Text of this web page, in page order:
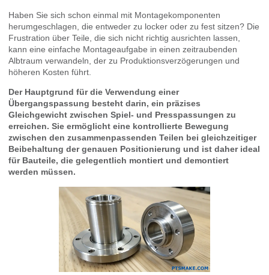
Haben Sie sich schon einmal mit Montagekomponenten
herumgeschlagen, die entweder zu locker oder zu fest sitzen? Die
Frustration über Teile, die sich nicht richtig ausrichten lassen,
kann eine einfache Montageaufgabe in einen zeitraubenden
Albtraum verwandeln, der zu Produktionsverzögerungen und
höheren Kosten führt.
Der Hauptgrund für die Verwendung einer
Übergangspassung besteht darin, ein präzises
Gleichgewicht zwischen Spiel- und Presspassungen zu
erreichen. Sie ermöglicht eine kontrollierte Bewegung
zwischen den zusammenpassenden Teilen bei gleichzeitiger
Beibehaltung der genauen Positionierung und ist daher ideal
für Bauteile, die gelegentlich montiert und demontiert
werden müssen.